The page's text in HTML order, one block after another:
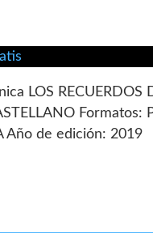
LOS RECUERDOS
Formatos:
Año de edición: 2019